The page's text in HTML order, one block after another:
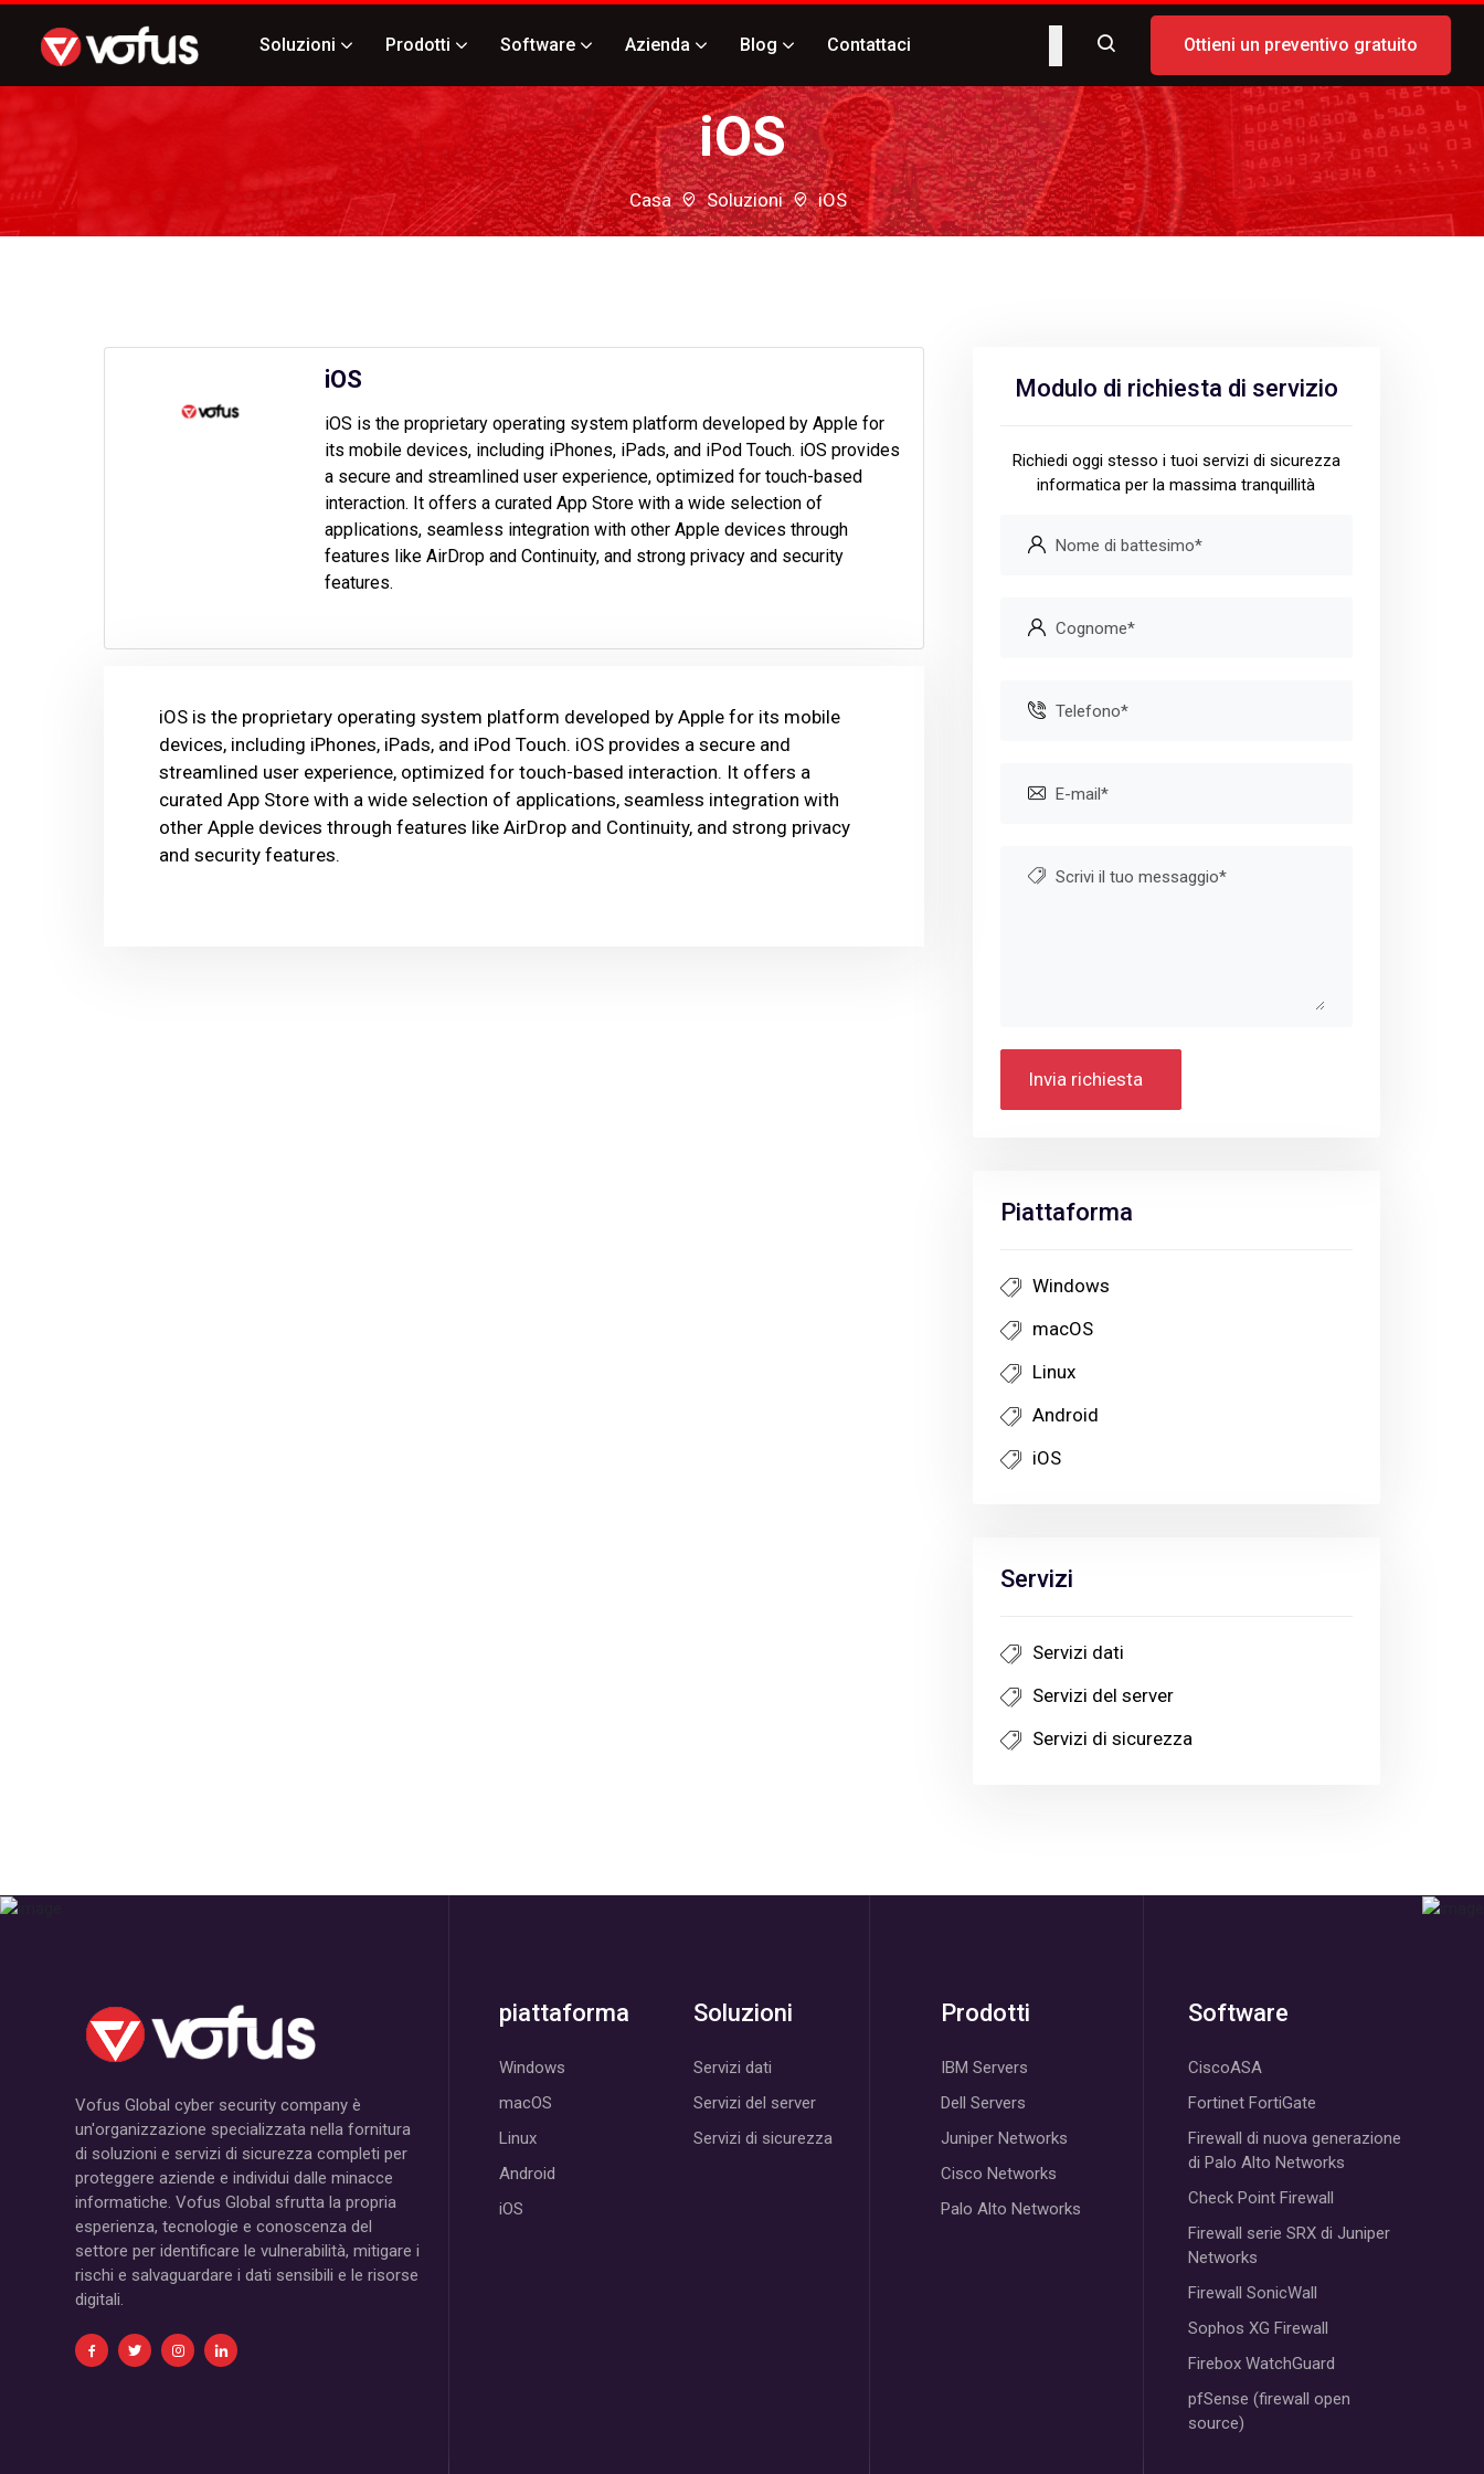
Soluzioni Prodotti Software Azienda Blog Contattaci Ottieni un preventivo gratuito
iOS
Casa Soluzioni iOS
iOS
iOS is the proprietary operating system platform developed by Apple for
its mobile devices, including iPhones, iPads, and iPod Touch. iOS provides
a secure and streamlined user experience, optimized for touch-based
interaction. It offers a curated App Store with a wide selection of
applications, seamless integration with other Apple devices through
features like AirDrop and Continuity, and strong privacy and security
features.
iOS is the proprietary operating system platform developed by Apple for its mobile
devices, including iPhones, iPads, and iPod Touch. iOS provides a secure and
streamlined user experience, optimized for touch-based interaction. It offers a
curated App Store with a wide selection of applications, seamless integration with
other Apple devices through features like AirDrop and Continuity, and strong privacy
and security features.
Modulo di richiesta di servizio
Richiedi oggi stesso i tuoi servizi di sicurezza
informatica per la massima tranquillità
Invia richiesta
Piattaforma
Windows
macOS
Linux
Android
iOS
Servizi
Servizi dati
Servizi del server
Servizi di sicurezza
Vofus Global cyber security company è
un'organizzazione specializzata nella fornitura
di soluzioni e servizi di sicurezza completi per
proteggere aziende e individui dalle minacce
informatiche. Vofus Global sfrutta la propria
esperienza, tecnologie e conoscenza del
settore per identificare le vulnerabilità, mitigare i
rischi e salvaguardare i dati sensibili e le risorse
digitali.
piattaforma
Windows
macOS
Linux
Android
iOS
Soluzioni
Servizi dati
Servizi del server
Servizi di sicurezza
Prodotti
IBM Servers
Dell Servers
Juniper Networks
Cisco Networks
Palo Alto Networks
Software
CiscoASA
Fortinet FortiGate
Firewall di nuova generazione
di Palo Alto Networks
Check Point Firewall
Firewall serie SRX di Juniper
Networks
Firewall SonicWall
Sophos XG Firewall
Firebox WatchGuard
pfSense (firewall open
source)